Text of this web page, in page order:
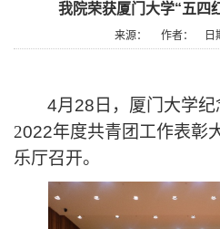
我院荣获厦门大学“五四
来源： 作者： 日
4月28 日，厦门大学
2022年度共青团工作表彰
乐厅召开。